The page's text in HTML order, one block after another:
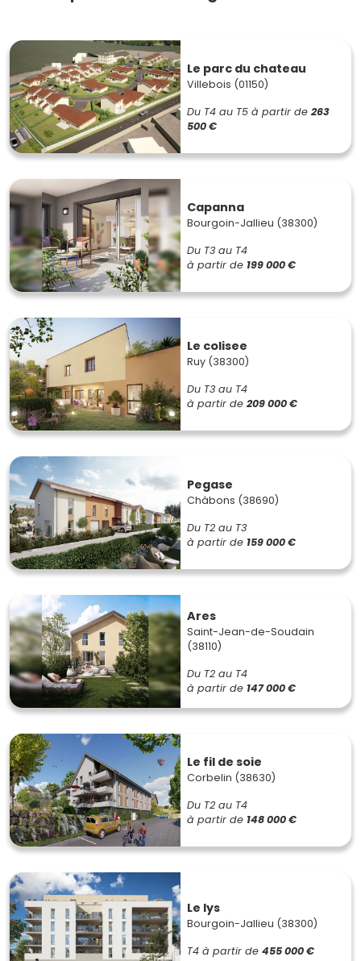
Le parc du chateau
Villebois (01150)
Du T4 au T5 à partir de 263
500 €
Capanna
Bourgoin-Jallieu (38300)
Du T3 au T4
à partir de 199 000 €
Le colisee
Ruy (38300)
Du T3 au T4
à partir de 209 000 €
Pegase
Châbons (38690)
Du T2 au T3
à partir de 159 000 €
Ares
Saint-Jean-de-Soudain
(38110)
Du T2 au T4
à partir de 147 000 €
Le fil de soie
Corbelin (38630)
Du T2 au T4
à partir de 148 000 €
Le lys
Bourgoin-Jallieu (38300)
T4 à partir de 455 000 €